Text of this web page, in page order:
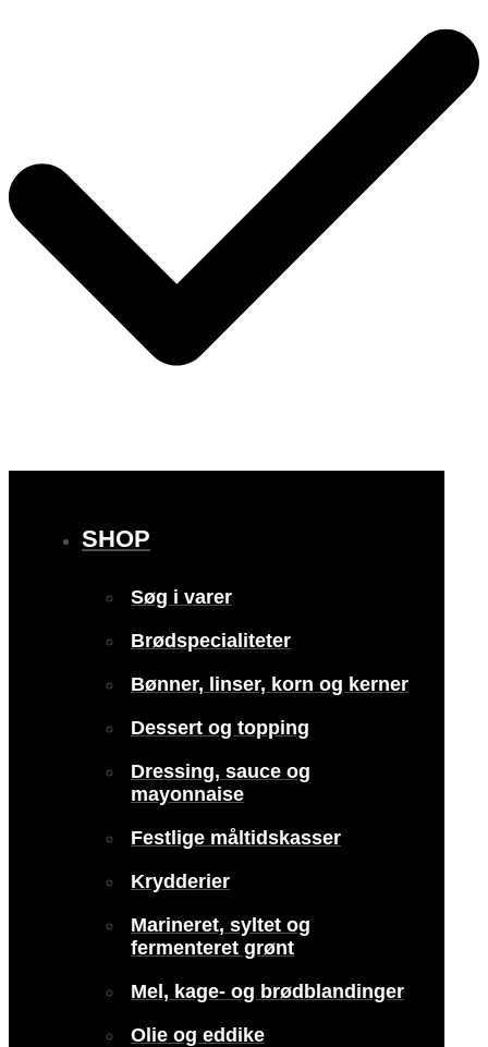
SHOP
Søg i varer
Brødspecialiteter
Bønner, linser, korn og kerner
Dessert og topping
Dressing, sauce og
mayonnaise
Festlige måltidskasser
Krydderier
Marineret, syltet og
fermenteret grønt
Mel, kage- og brødblandinger
Olie og eddike